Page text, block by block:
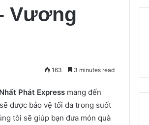
Vương
163 3 minutes read
Phát Expressmang đến
được bảo vệ tối đa trong suốt
tôi sẽ giúp bạn đưa món quà